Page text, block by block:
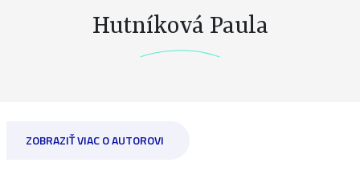
Hutníková Paula
ZOBRAZIŤ VIAC O AUTOROVI